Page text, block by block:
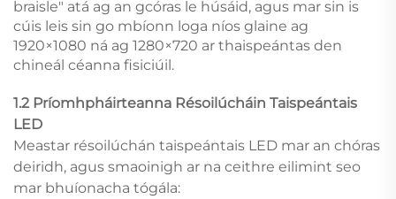
braisle" atá ag an gcóras le húsáid, agus mar sin is
cúis leis sin go mbíonn loga níos glaine ag
1920×1080 ná ag 1280×720 ar thaispeántas den
chineál céanna fisiciúil.
1.2 Príomhpháirteanna Résoilúcháin Taispeántais
LED
Meastar résoilúchán taispeántais LED mar an chóras
deiridh, agus smaoinigh ar na ceithre eilimint seo
mar bhuíonacha tógála: